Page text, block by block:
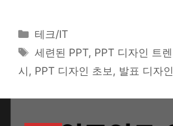
카
테
고
리
테크/IT
태
그
세련된 PPT, PPT 디자인 트
시, PPT 디자인 초보, 발표 디자인